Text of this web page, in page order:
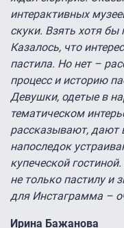
интерактивных
скуки. Взять хотя
Казалось, что
пастила. Но нет –
процесс и историю
Девушки, одетые в
тематическом
рассказывают, дают
напоследок
купеческой
не только пастилу и
для Инстаграмма –
Ирина Бажанова